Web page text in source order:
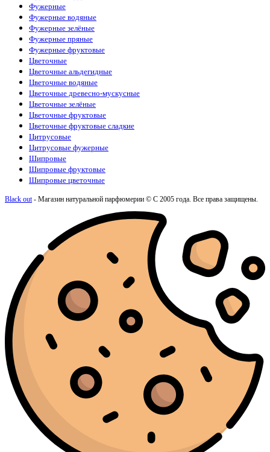
Фужерные
Фужерные водяные
Фужерные зелёные
Фужерные пряные
Фужерные фруктовые
Цветочные
Цветочные альдегидные
Цветочные водяные
Цветочные древесно-мускусные
Цветочные зелёные
Цветочные фруктовые
Цветочные фруктовые сладкие
Цитрусовые
Цитрусовые фужерные
Шипровые
Шипровые фруктовые
Шипровые цветочные
Black out- Магазин натуральной парфюмерии © С 2005 года. Все права защищены.